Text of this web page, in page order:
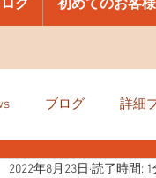
グ 初めてのお客
ブログ 詳細
2022年8月23日 読了時間: 1